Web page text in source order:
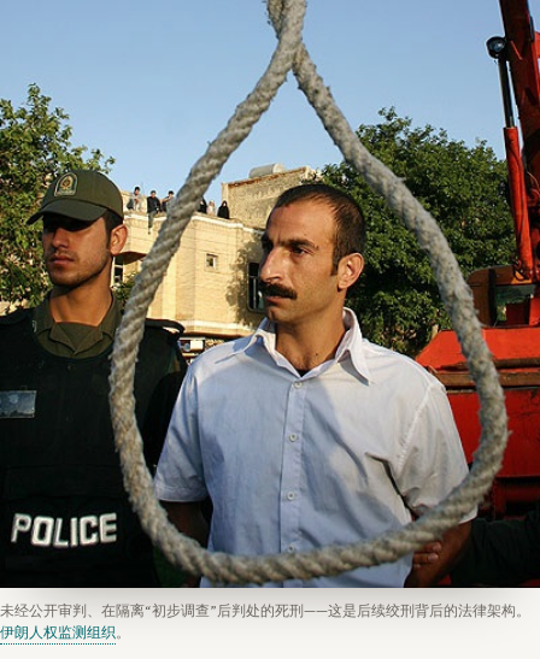
未经公开审判、在隔离“初步调查”后判处的死刑——这是后续绞刑背后的法律架构。
伊朗人权监测组织。